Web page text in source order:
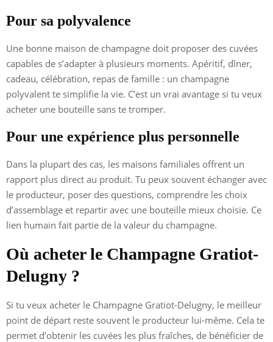
Pour sa polyvalence
Une bonne maison de champagne doit proposer des cuvées
capables de s’adapter à plusieurs moments. Apéritif, dîner,
cadeau, célébration, repas de famille : un champagne
polyvalent te simplifie la vie. C’est un vrai avantage si tu veux
acheter une bouteille sans te tromper.
Pour une expérience plus personnelle
Dans la plupart des cas, les maisons familiales offrent un
rapport plus direct au produit. Tu peux souvent échanger avec
le producteur, poser des questions, comprendre les choix
d’assemblage et repartir avec une bouteille mieux choisie. Ce
lien humain fait partie de la valeur du champagne.
Où acheter le Champagne Gratiot-
Delugny ?
Si tu veux acheter le Champagne Gratiot-Delugny, le meilleur
point de départ reste souvent le producteur lui-même. Cela te
permet d’obtenir les cuvées les plus fraîches, de bénéficier de